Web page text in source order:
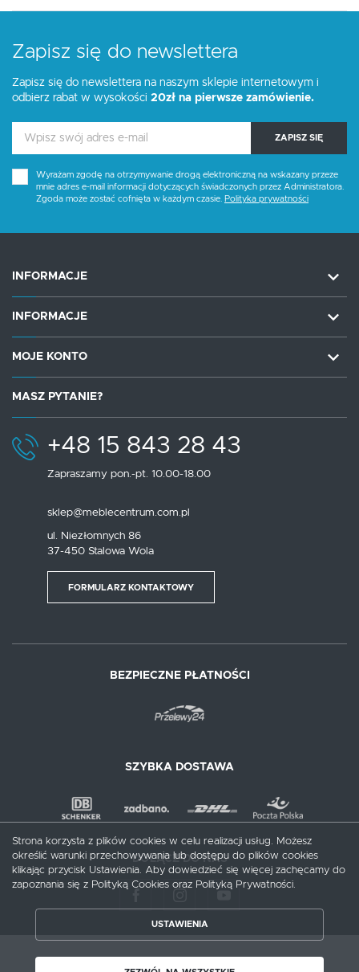
Zapisz się do newslettera
Zapisz się do newslettera na naszym sklepie internetowym i
odbierz rabat w wysokości 20zł na pierwsze zamówienie.
ZAPISZ SIĘ
Wyrażam zgodę na otrzymywanie drogą elektroniczną na wskazany przeze
mnie adres e-mail informacji dotyczących świadczonych przez Administratora.
Zgoda może zostać cofnięta w każdym czasie. Polityka prywatności
INFORMACJE
INFORMACJE
MOJE KONTO
MASZ PYTANIE?
+48 15 843 28 43
Zapraszamy pon.-pt. 10.00-18.00
sklep@meblecentrum.com.pl
ul. Niezłomnych 86
37-450 Stalowa Wola
FORMULARZ KONTAKTOWY
BEZPIECZNE PŁATNOŚCI
SZYBKA DOSTAWA
DOŁĄCZ DO NAS
Copyright by meblecentrum.com.pl
Strona korzysta z plików cookies w celu realizacji usług. Możesz
określić warunki przechowywania lub dostępu do plików cookies
klikając przycisk Ustawienia. Aby dowiedzieć się więcej zachęcamy do
zapoznania się z Polityką Cookies oraz Polityką Prywatności.
USTAWIENIA
ZAPISZ WYBRANE